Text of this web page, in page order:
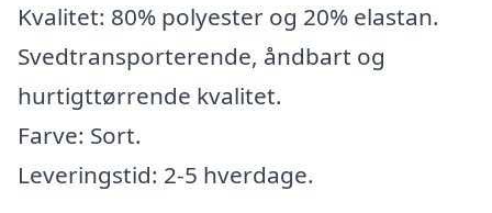
Kvalitet: 80% polyester og 20% elastan.
Svedtransporterende, åndbart og
hurtigttørrende kvalitet.
Farve: Sort.
Leveringstid: 2-5 hverdage.